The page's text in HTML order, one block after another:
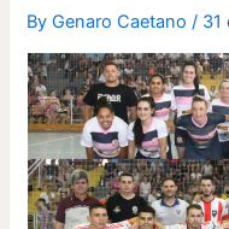
ByGenaro Caetano/ 31